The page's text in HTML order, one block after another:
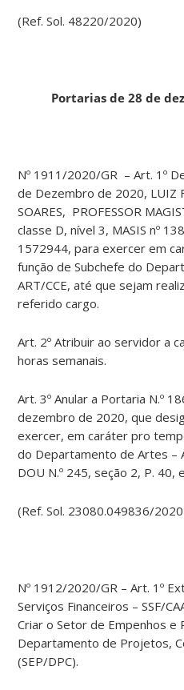
(Ref. Sol. 48220/2020)
Portarias de 28 de
Nº 1911/2020/GR – Art. 1º
de Dezembro de 2020, LUIZ
SOARES, PROFESSOR
classe D, nível 3, MASIS nº
1572944, para exercer em
função de Subchefe do
ART/CCE, até que sejam
referido cargo.
Art. 2º Atribuir ao servidor a
horas semanais.
Art. 3º Anular a Portaria N.º
dezembro de 2020, que
exercer, em caráter pro
do Departamento de Artes –
DOU N.º 245, seção 2, P.
(Ref. Sol. 23080.049836/
Nº 1912/2020/GR – Art. 1º
Serviços Financeiros – SSF/
Criar o Setor de Empenhos e
Departamento de Projetos,
(SEP/DPC).